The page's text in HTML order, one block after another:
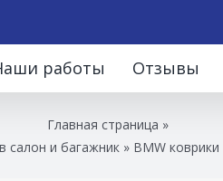
работы Отзывы
Главная страница »
салон и багажник » BMW коврики